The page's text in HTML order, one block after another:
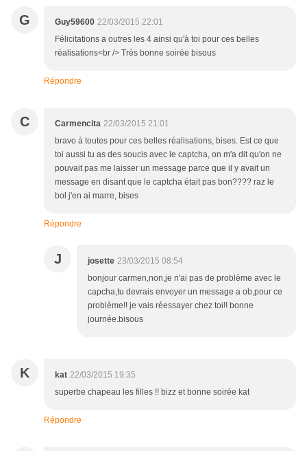
G Guy59600 22/03/2015 22:01
Félicitations a outres les 4 ainsi qu'à toi pour ces belles
réalisations<br /> Très bonne soirée bisous
Répondre
C Carmencita 22/03/2015 21:01
bravo à toutes pour ces belles réalisations, bises. Est ce que
toi aussi tu as des soucis avec le captcha, on m'a dit qu'on ne
pouvait pas me laisser un message parce que il y avait un
message en disant que le captcha était pas bon???? raz le
bol j'en ai marre, bises
Répondre
J josette 23/03/2015 08:54
bonjour carmen,non,je n'ai pas de problème avec le
capcha,tu devrais envoyer un message a ob,pour ce
problème!! je vais réessayer chez toi!! bonne
journée.bisous
K kat 22/03/2015 19:35
superbe chapeau les filles !! bizz et bonne soirée kat
Répondre